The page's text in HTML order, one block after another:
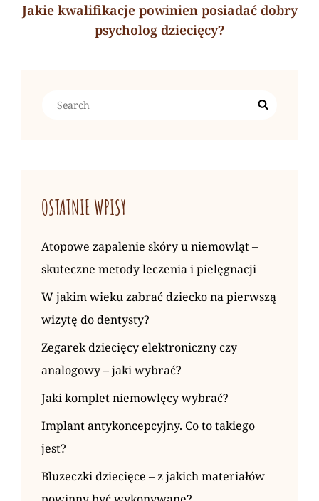
Jakie kwalifikacje powinien posiadać dobry
psycholog dziecięcy?
OSTATNIE WPISY
Atopowe zapalenie skóry u niemowląt –
skuteczne metody leczenia i pielęgnacji
W jakim wieku zabrać dziecko na pierwszą
wizytę do dentysty?
Zegarek dziecięcy elektroniczny czy
analogowy – jaki wybrać?
Jaki komplet niemowlęcy wybrać?
Implant antykoncepcyjny. Co to takiego
jest?
Bluzeczki dziecięce – z jakich materiałów